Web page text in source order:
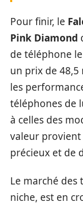
Pour finir, le
Pink Diamond
de téléphone
un prix de
les
téléphones de
à celles des
valeur provient
précieux et de
Le marché des
niche, est en